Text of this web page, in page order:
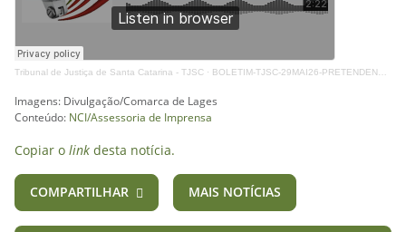
Tribunal de Justiça de Santa Catarina - TJSC · BOLETIM-TJSC-29MAI26-PRETENDENTES
Imagens: Divulgação/Comarca de Lages
Conteúdo: NCI/Assessoria de Imprensa
Copiar o link desta notícia.
COMPARTILHAR MAIS NOTÍCIAS